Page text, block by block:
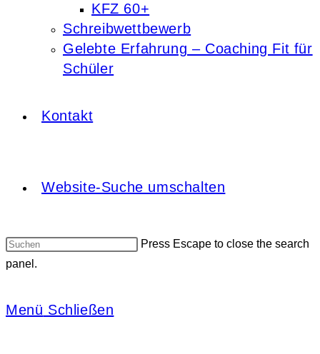
KFZ 60+
Schreibwettbewerb
Gelebte Erfahrung – Coaching Fit für
Schüler
Kontakt
Website-Suche umschalten
Press Escape to close the search
panel.
Menü Schließen